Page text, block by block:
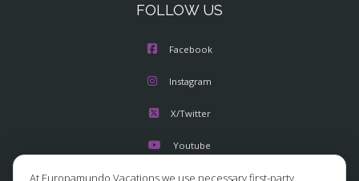
FOLLOW US
Facebook
Instagram
X/Twitter
Youtube
At Europamundo Vacations we use necessary first-party